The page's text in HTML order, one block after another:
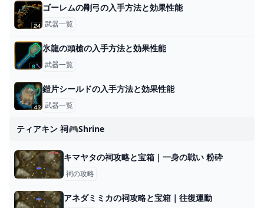
ゴーレムの剛弓の入手方法と効果性能
武器一覧
氷龍の頭槍の入手方法と効果性能
武器一覧
鎧片シールドの入手方法と効果性能
武器一覧
ティアキン 祠🎮shrine
キマヤタの祠攻略と宝箱｜一身の戦い 粉砕
祠の攻略
アネダミミカの祠攻略と宝箱｜往復運動